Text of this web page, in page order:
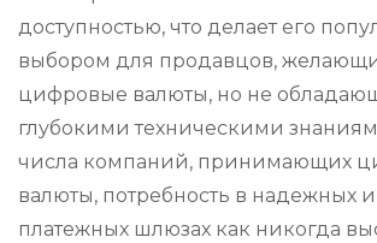
доступностью, что делает его
выбором для продавцов,
цифровые валюты, но не
глубокими техническими
числа компаний, принимающих
валюты, потребность в надежных
платежных шлюзах как никогда